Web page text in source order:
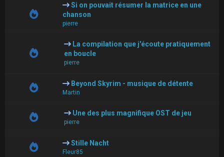
Si on pouvait résumer la matrice en une
chanson
pierre
La compilation que j'écoute pratiquement
en boucle
pierre
Beyond Skyrim - musique de détente
Martin
Une des plus magnifique OST de jeu
pierre
Stille Nacht
Fleur85